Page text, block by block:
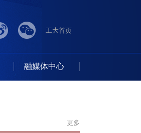
工大首页
融媒体中心
更多